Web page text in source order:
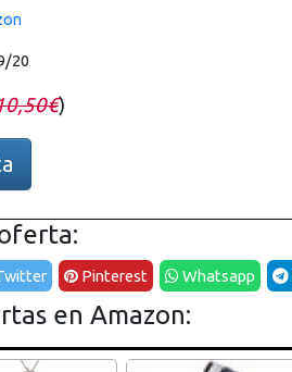
20
)
Pinterest Whatsapp
en Amazon: